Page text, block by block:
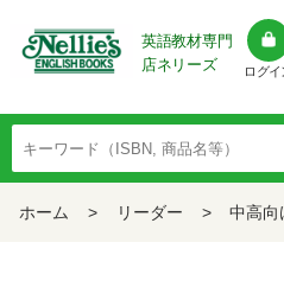
英語教材専門
店ネリーズ
ログイ
ホーム > リーダー > 中高向